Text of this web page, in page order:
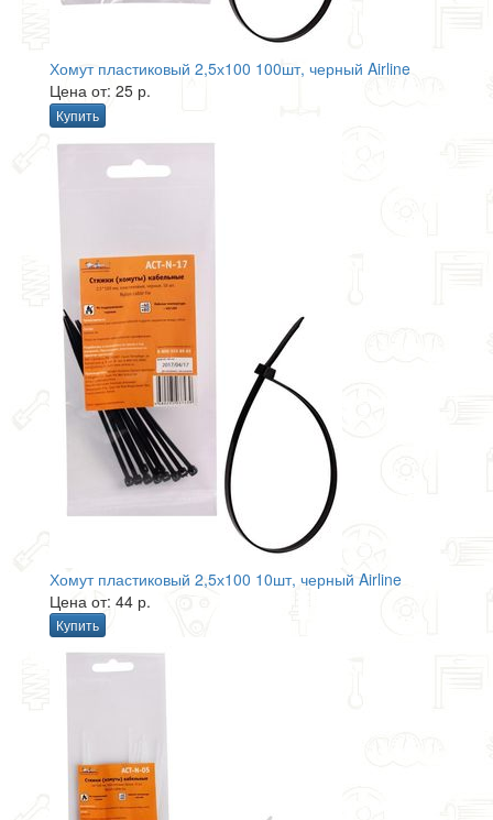
Хомут пластиковый 2,5х100 100шт, черный Airline
Цена от: 25 р.
Купить
Хомут пластиковый 2,5х100 10шт, черный Airline
Цена от: 44 р.
Купить